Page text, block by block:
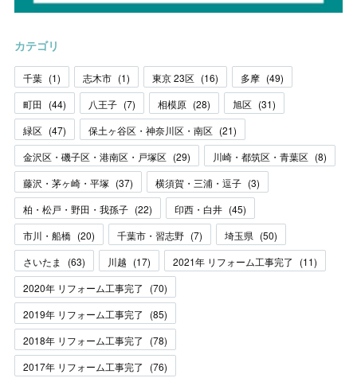
カテゴリ
千葉 (1) 志木市 (1) 東京 23区 (16) 多摩 (49)
町田 (44) 八王子 (7) 相模原 (28) 旭区 (31)
緑区 (47) 保土ヶ谷区・神奈川区・南区 (21)
金沢区・磯子区・港南区・戸塚区 (29) 川崎・都筑区・青葉区 (8)
藤沢・茅ヶ崎・平塚 (37) 横須賀・三浦・逗子 (3)
柏・松戸・野田・我孫子 (22) 印西・白井 (45)
市川・船橋 (20) 千葉市・習志野 (7) 埼玉県 (50)
さいたま
(63) 川越 (17) 2021年 リフォーム工事完了 (11)
2020年 リフォーム工事完了
(70)
2019年 リフォーム工事完了
(85)
2018年 リフォーム工事完了
(78)
2017年 リフォーム工事完了
(76)